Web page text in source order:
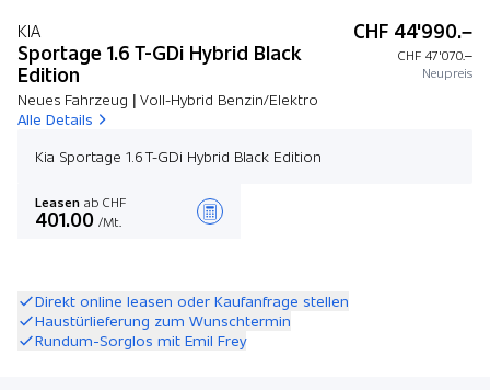
KIA
Sportage 1.6 T-GDi Hybrid Black
Edition
Neues Fahrzeug | Voll-Hybrid Benzin/Elektro
Alle Details
CHF 44'990.–
CHF 47'070.–
Neupreis
Kia Sportage 1.6 T-GDi Hybrid Black Edition
Leasen ab CHF
401.00 /Mt.
Direkt online leasen oder Kaufanfrage stellen
Haustürlieferung zum Wunschtermin
Rundum-Sorglos mit Emil Frey